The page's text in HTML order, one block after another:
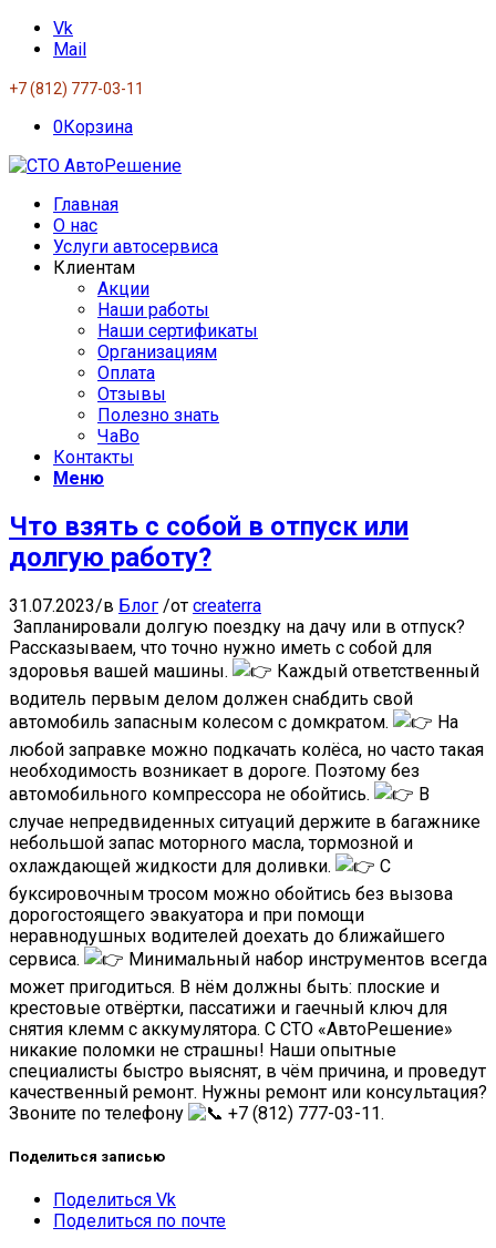
Vk
Mail
+7 (812) 777-03-11
0Корзина
Главная
О нас
Услуги автосервиса
Клиентам
Акции
Наши работы
Наши сертификаты
Организациям
Оплата
Отзывы
Полезно знать
ЧаВо
Контакты
Меню
Что взять с собой в отпуск или
долгую работу?
31.07.2023/в Блог /от createrra
Запланировали долгую поездку на дачу или в отпуск?
Рассказываем, что точно нужно иметь с собой для
здоровья вашей машины.
Каждый ответственный
водитель первым делом должен снабдить свой
автомобиль запасным колесом с домкратом.
На
любой заправке можно подкачать колёса, но часто такая
необходимость возникает в дороге. Поэтому без
автомобильного компрессора не обойтись.
В
случае непредвиденных ситуаций держите в багажнике
небольшой запас моторного масла, тормозной и
охлаждающей жидкости для доливки.
С
буксировочным тросом можно обойтись без вызова
дорогостоящего эвакуатора и при помощи
неравнодушных водителей доехать до ближайшего
сервиса.
Минимальный набор инструментов всегда
может пригодиться. В нём должны быть: плоские и
крестовые отвёртки, пассатижи и гаечный ключ для
снятия клемм с аккумулятора. С СТО «АвтоРешение»
никакие поломки не страшны! Наши опытные
специалисты быстро выяснят, в чём причина, и проведут
качественный ремонт. Нужны ремонт или консультация?
Звоните по телефону
+7 (812) 777-03-11.
Поделиться записью
Поделиться Vk
Поделиться по почте